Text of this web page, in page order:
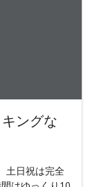
ングな
土日祝は完全